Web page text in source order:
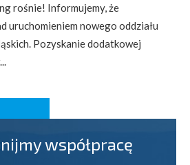
rośnie! Informujemy, że
uruchomieniem nowego oddziału
Pozyskanie dodatkowej
współpracę